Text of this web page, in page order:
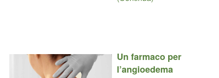
Un farmaco per
l’angioedema